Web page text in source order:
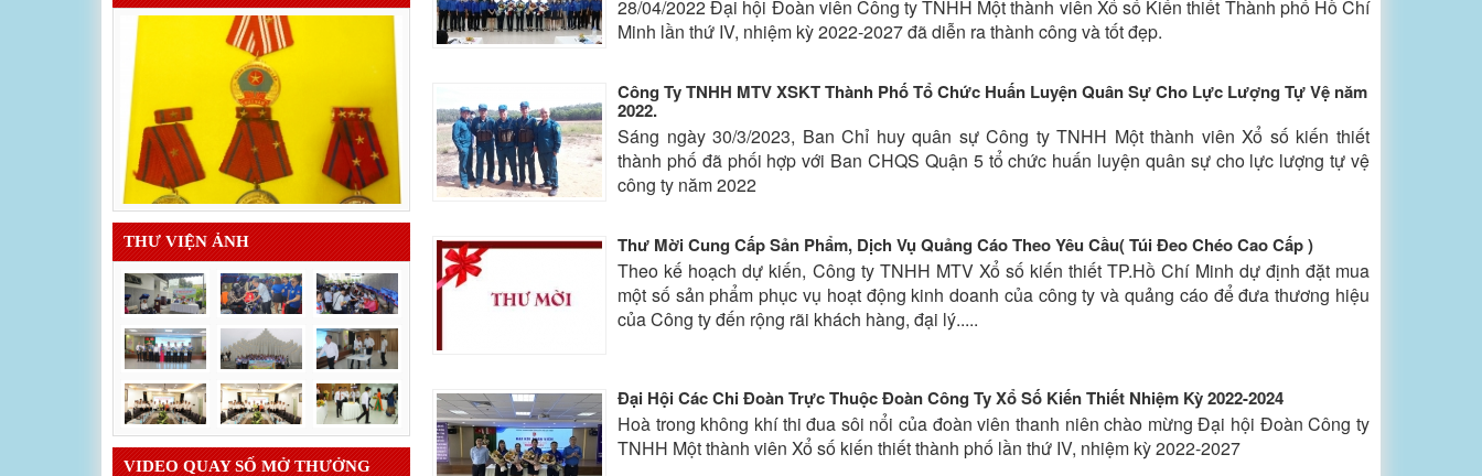
28/04/2022 Đại hội Đoàn viên Công ty TNHH Một thành viên Xổ số Kiến thiết Thành phố Hồ Chí
Minh lần thứ IV, nhiệm kỳ 2022-2027 đã diễn ra thành công và tốt đẹp.
Công Ty TNHH MTV XSKT Thành Phố Tổ Chức Huấn Luyện Quân Sự Cho Lực Lượng Tự Vệ năm
2022.
Sáng ngày 30/3/2023, Ban Chỉ huy quân sự Công ty TNHH Một thành viên Xổ số kiến thiết
thành phố đã phối hợp với Ban CHQS Quận 5 tổ chức huấn luyện quân sự cho lực lượng tự vệ
công ty năm 2022
Thư Mời Cung Cấp Sản Phẩm, Dịch Vụ Quảng Cáo Theo Yêu Cầu( Túi Đeo Chéo Cao Cấp )
Theo kế hoạch dự kiến, Công ty TNHH MTV Xổ số kiến thiết TP.Hồ Chí Minh dự định đặt mua
một số sản phẩm phục vụ hoạt động kinh doanh của công ty và quảng cáo để đưa thương hiệu
của Công ty đến rộng rãi khách hàng, đại lý.....
Đại Hội Các Chi Đoàn Trực Thuộc Đoàn Công Ty Xổ Số Kiến Thiết Nhiệm Kỳ 2022-2024
Hoà trong không khí thi đua sôi nổi của đoàn viên thanh niên chào mừng Đại hội Đoàn Công ty
TNHH Một thành viên Xổ số kiến thiết thành phố lần thứ IV, nhiệm kỳ 2022-2027
THƯ VIỆN ẢNH
VIDEO QUAY SỐ MỞ THƯỞNG